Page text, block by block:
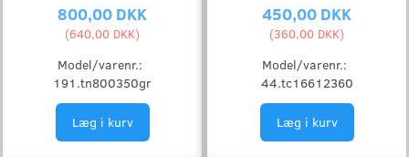
800,00 DKK
(640,00 DKK)
Model/varenr.:
191.tn800350gr
Læg i kurv
450,00 DKK
(360,00 DKK)
Model/varenr.:
44.tc16612360
Læg i kurv